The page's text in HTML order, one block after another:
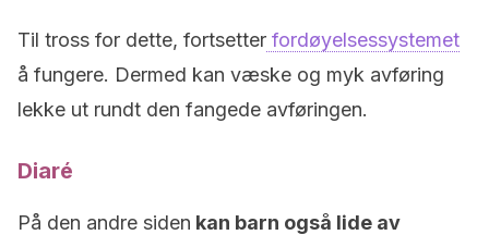
Til tross for dette, fortsetter fordøyelsessystemet
å fungere. Dermed kan væske og myk avføring
lekke ut rundt den fangede avføringen.
Diaré
På den andre siden kan barn også lide av